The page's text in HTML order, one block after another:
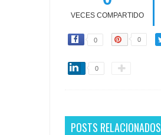
VECES COMPARTIDO
0 0
0
POSTS RELACIONADOS